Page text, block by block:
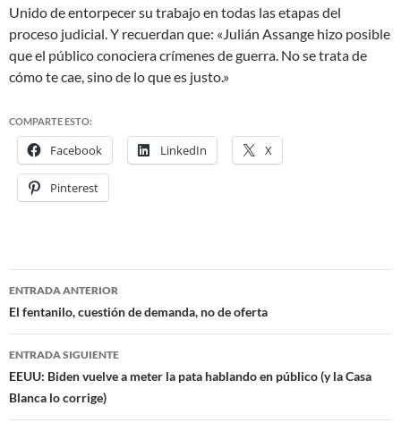
Unido de entorpecer su trabajo en todas las etapas del
proceso judicial. Y recuerdan que: «Julián Assange hizo posible
que el público conociera crímenes de guerra. No se trata de
cómo te cae, sino de lo que es justo.»
COMPARTE ESTO:
Facebook LinkedIn X
Pinterest
Navegación
de
entradas
ENTRADA ANTERIOR
El fentanilo, cuestión de demanda, no de oferta
ENTRADA SIGUIENTE
EEUU: Biden vuelve a meter la pata hablando en público (y la Casa
Blanca lo corrige)